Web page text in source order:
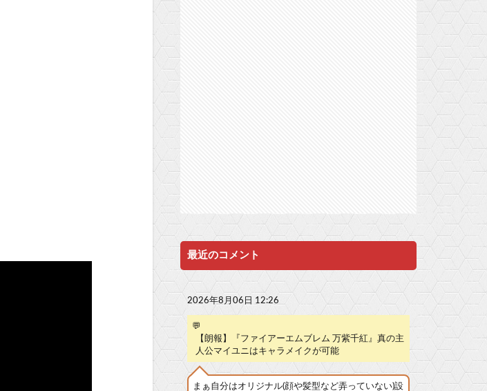
最近のコメント
2026年8月06日 12:26
💬
【朗報】『ファイアーエムブレム 万紫千紅』真の主
人公マイユニはキャラメイクが可能
まぁ自分はオリジナル(顔や髪型など弄っていない)設